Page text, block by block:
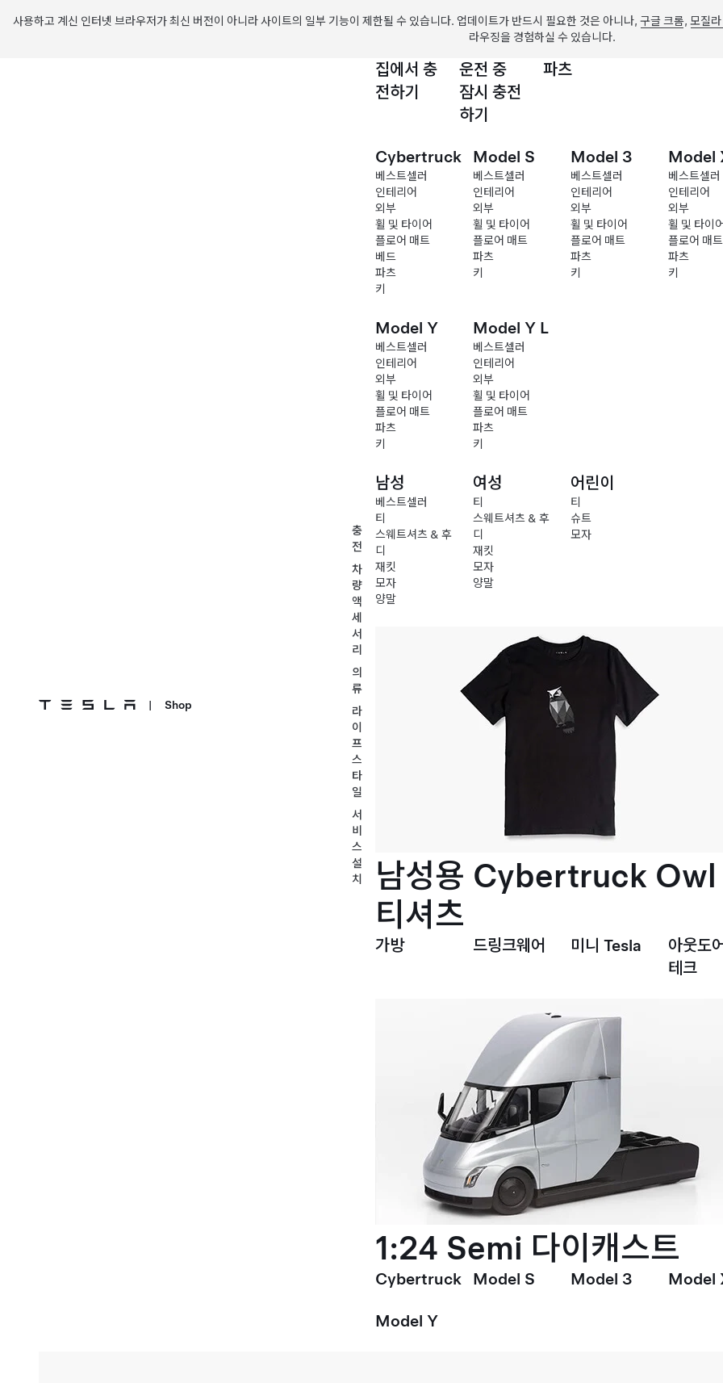
사용하고 계신 인터넷 브라우저가 최신 버전이 아니라 사이트의 일부 기능이 제한될 수 있습니다. 업데이트가 반드시 필요한 것은 아니나, 구글 크롬, 모질
라우징을 경험하실 수 있습니다.
| Shop
충
전
차
량
액
세
서
리
의
류
라
이
프
스
타
일
서
비
스
설
치
집에서 충
전하기
운전 중
잠시 충전
하기
파츠
Cybertruck
베스트셀러
인테리어
외부
휠 및 타이어
플로어 매트
베드
파츠
키
Model S
베스트셀러
인테리어
외부
휠 및 타이어
플로어 매트
파츠
키
Model 3
베스트셀러
인테리어
외부
휠 및 타이어
플로어 매트
파츠
키
Model
베스트셀러
인테리어
외부
휠 및 타이
플로어 매트
파츠
키
Model Y
베스트셀러
인테리어
외부
휠 및 타이어
플로어 매트
파츠
키
Model Y L
베스트셀러
인테리어
외부
휠 및 타이어
플로어 매트
파츠
키
남성
베스트셀러
티
스웨트셔츠 & 후
디
재킷
모자
양말
여성
티
스웨트셔츠 & 후
디
재킷
모자
양말
어린이
티
슈트
모자
남성용 Cybertruck Owl
티셔츠
가방 드링크웨어 미니 Tesla
아웃도
테크
1:24 Semi 다이캐스트
Cybertruck Model S Model 3 Model
Model Y